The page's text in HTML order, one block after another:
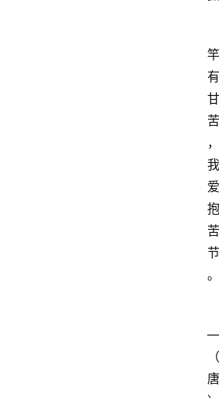
竿
有
甘
苦
，
我
爱
抱
苦
节
。
—
（
唐